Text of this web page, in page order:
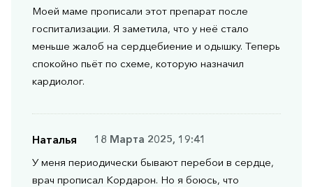
Моей маме прописали этот препарат после
госпитализации. Я заметила, что у неё стало
меньше жалоб на сердцебиение и одышку. Теперь
спокойно пьёт по схеме, которую назначил
кардиолог.
Наталья
18 Марта 2025, 19:41
У меня периодически бывают перебои в сердце,
врач прописал Кордарон. Но я боюсь, что